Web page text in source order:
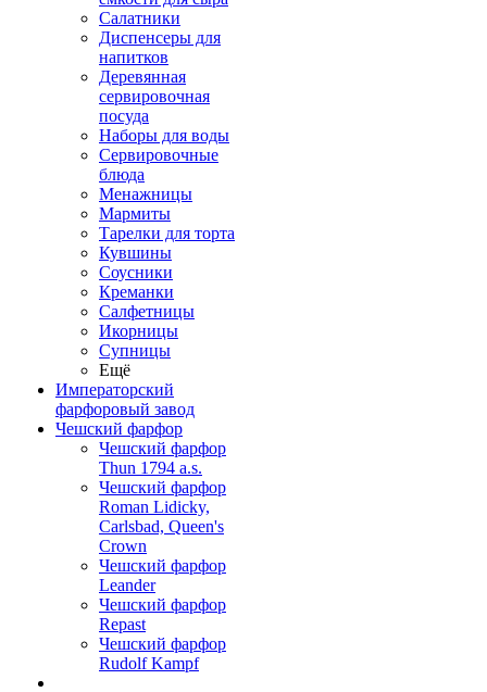
Салатники
Диспенсеры для
напитков
Деревянная
сервировочная
посуда
Наборы для воды
Сервировочные
блюда
Менажницы
Мармиты
Тарелки для торта
Кувшины
Соусники
Креманки
Салфетницы
Икорницы
Супницы
Ещё
Императорский
фарфоровый завод
Чешский фарфор
Чешский фарфор
Thun 1794 a.s.
Чешский фарфор
Roman Lidicky,
Carlsbad, Queen's
Crown
Чешский фарфор
Leander
Чешский фарфор
Repast
Чешский фарфор
Rudolf Kampf